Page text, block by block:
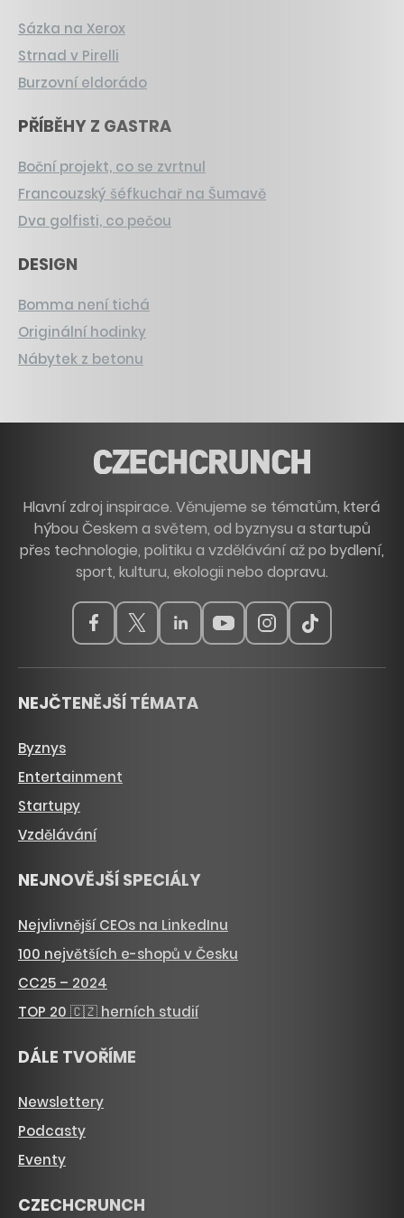
Sázka na Xerox
Strnad v Pirelli
Burzovní eldorádo
PŘÍBĚHY Z GASTRA
Boční projekt, co se zvrtnul
Francouzský šéfkuchař na Šumavě
Dva golfisti, co pečou
DESIGN
Bomma není tichá
Originální hodinky
Nábytek z betonu
Hlavní zdroj inspirace. Věnujeme se tématům, která
hýbou Českem a světem, od byznysu a startupů
přes technologie, politiku a vzdělávání až po bydlení,
sport, kulturu, ekologii nebo dopravu.
NEJČTENĚJŠÍ TÉMATA
Byznys
Entertainment
Startupy
Vzdělávání
NEJNOVĚJŠÍ SPECIÁLY
Nejvlivnější CEOs na LinkedInu
100 největších e-shopů v Česku
CC25 – 2024
TOP 20 🇨🇿 herních studií
DÁLE TVOŘÍME
Newslettery
Podcasty
Eventy
CZECHCRUNCH